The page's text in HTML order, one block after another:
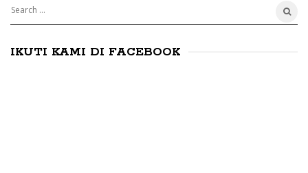
S
t
S
a
IKUTI KAMI DI FACEBOOK